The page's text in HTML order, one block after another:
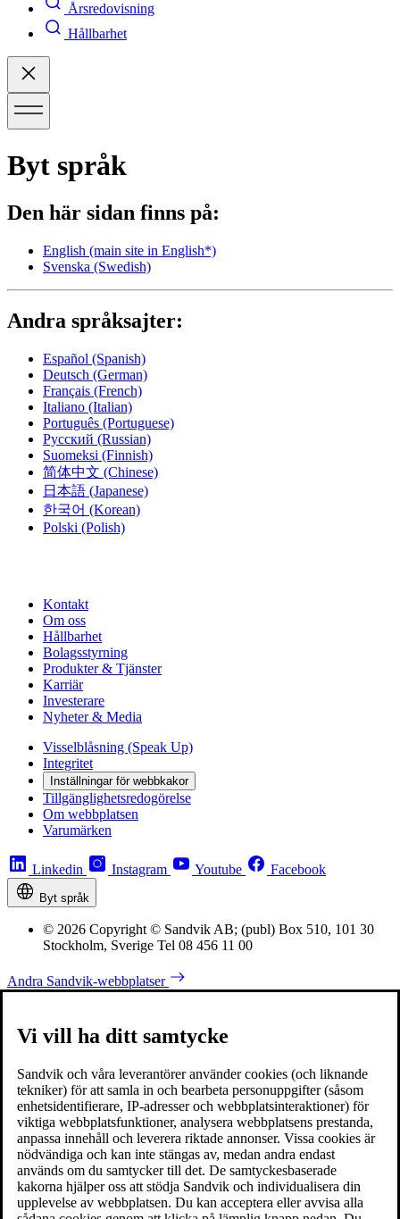
Årsredovisning
Hållbarhet
Byt språk
Den här sidan finns på:
English (main site in English*)
Svenska (Swedish)
Andra språksajter:
Español (Spanish)
Deutsch (German)
Français (French)
Italiano (Italian)
Português (Portuguese)
Русский (Russian)
Suomeksi (Finnish)
简体中文 (Chinese)
日本語 (Japanese)
한국어 (Korean)
Polski (Polish)
Kontakt
Om oss
Hållbarhet
Bolagsstyrning
Produkter & Tjänster
Karriär
Investerare
Nyheter & Media
Visselblåsning (Speak Up)
Integritet
Inställningar för webbkakor
Tillgänglighetsredogörelse
Om webbplatsen
Varumärken
Linkedin Instagram Youtube Facebook
Byt språk
© 2026 Copyright © Sandvik AB; (publ) Box 510, 101 30
Stockholm, Sverige Tel 08 456 11 00
Andra Sandvik-webbplatser
Vi vill ha ditt samtycke
Sandvik och våra leverantörer använder cookies (och liknande
tekniker) för att samla in och bearbeta personuppgifter (såsom
enhetsidentifierare, IP-adresser och webbplatsinteraktioner) för
viktiga webbplatsfunktioner, analysera webbplatsens prestanda,
anpassa innehåll och leverera riktade annonser. Vissa cookies är
nödvändiga och kan inte stängas av, medan andra endast
används om du samtycker till det. De samtyckesbaserade
kakorna hjälper oss att stödja Sandvik och individualisera din
upplevelse av webbplatsen. Du kan acceptera eller avvisa alla